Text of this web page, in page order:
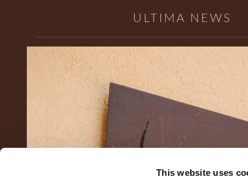
This website uses
ULTIMA NEWS